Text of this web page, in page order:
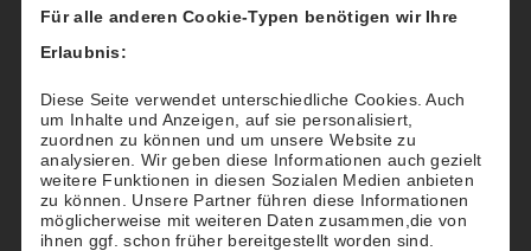
Möchten Sie Ihren Gästen einen besonderen
"Tennis-Service" bieten?
Dann reservieren und buchen Sie für Ihre Gäste
nach deren Wünschen einen Tennisplatz beim
TTHC.
Gern richten wir Ihnen einen eigenen Account zu
Hotel-Konditionen ein.
Für alle anderen Cookie-Typen benötigen wir Ihre
Erlaubnis:
Diese Seite verwendet unterschiedliche Cookies. Auch
um Inhalte und Anzeigen, auf sie personalisiert,
zuordnen zu können und um unsere Website zu
analysieren. Wir geben diese Informationen auch gezielt
weitere Funktionen in diesen Sozialen Medien anbieten
zu können. Unsere Partner führen diese Informationen
möglicherweise mit weiteren Daten zusammen,die von
ihnen ggf. schon früher bereitgestellt worden sind.